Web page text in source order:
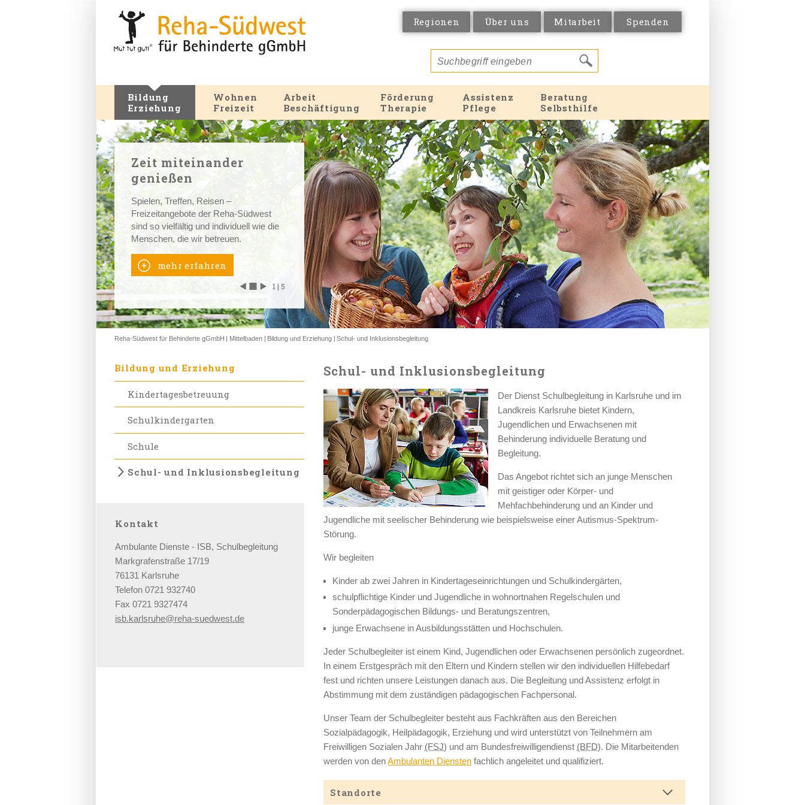
Regionen Über uns Mitarbeit Spenden
Bildung
Erziehung
Wohnen
Freizeit
Arbeit
Beschäftigung
Förderung
Therapie
Assistenz
Pflege
Beratung
Selbsthilfe
Zeit miteinander
genießen
Spielen, Treffen, Reisen –
Freizeitangebote der Reha-Südwest
sind so vielfältig und individuell wie die
Menschen, die wir betreuen.
mehr erfahren
◀ ◼ ▶ 1| 5
◀ ◼ ▶ 1| 5
◀ ◼ ▶ 1| 5
◀ ◼ ▶ 1| 5
◀ ◼ ▶ 1| 5
Reha-Südwest für Behinderte gGmbH Mittelbaden Bildung und Erziehung Schul- und Inklusionsbegleitung
Bildung und Erziehung
Kindertagesbetreuung
Schulkindergarten
Schule
Schul- und Inklusionsbegleitung
Kontakt
Ambulante Dienste - ISB, Schulbegleitung
Markgrafenstraße 17/19
76131 Karlsruhe
Telefon 0721 932740
Fax 0721 9327474
isb.karlsruhe@reha-suedwest.de
Schul- und Inklusionsbegleitung
Der Dienst Schulbegleitung in Karlsruhe und im
Landkreis Karlsruhe bietet Kindern,
Jugendlichen und Erwachsenen mit
Behinderung individuelle Beratung und
Begleitung.
Das Angebot richtet sich an junge Menschen
mit geistiger oder Körper- und
Mehfachbehinderung und an Kinder und
Jugendliche mit seelischer Behinderung wie beispielsweise einer Autismus-Spektrum-
Störung.
Wir begleiten
Kinder ab zwei Jahren in Kindertageseinrichtungen und Schulkindergärten,
schulpflichtige Kinder und Jugendliche in wohnortnahen Regelschulen und
Sonderpädagogischen Bildungs- und Beratungszentren,
junge Erwachsene in Ausbildungsstätten und Hochschulen.
Jeder Schulbegleiter ist einem Kind, Jugendlichen oder Erwachsenen persönlich zugeordnet.
In einem Erstgespräch mit den Eltern und Kindern stellen wir den individuellen Hilfebedarf
fest und richten unsere Leistungen danach aus. Die Begleitung und Assistenz erfolgt in
Abstimmung mit dem zuständigen pädagogischen Fachpersonal.
Unser Team der Schulbegleiter besteht aus Fachkräften aus den Bereichen
Sozialpädagogik, Heilpädagogik, Erziehung und wird unterstützt von Teilnehmern am
Freiwilligen Sozialen Jahr (FSJ) und am Bundesfreiwilligendienst (BFD). Die Mitarbeitenden
werden von denAmbulanten Diensten fachlich angeleitet und qualifiziert.
Standorte